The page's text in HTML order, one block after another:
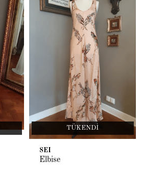
TÜKENDI
SEI
Elbise